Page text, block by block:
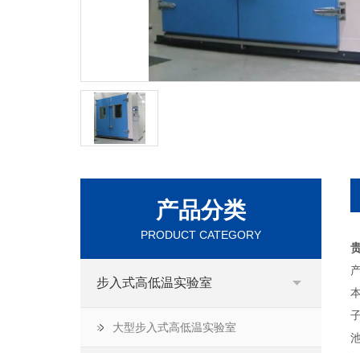
产品分类
PRODUCT CATEGORY
步入式高低温实验室
大型步入式高低温实验室